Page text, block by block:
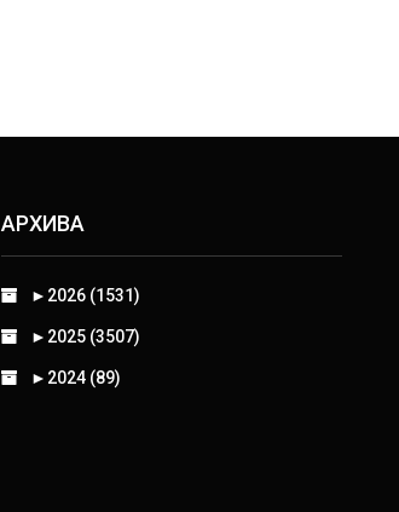
АРХИВА
► 2026 (1531)
► 2025 (3507)
► 2024 (89)